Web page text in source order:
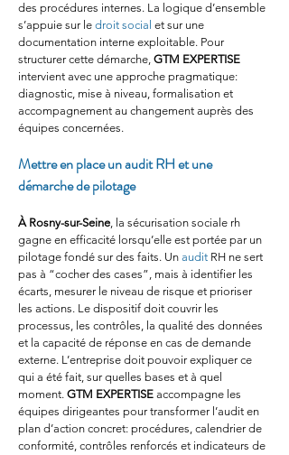
des procédures internes. La logique d’ensemble
s’appuie sur le droit social et sur une
documentation interne exploitable. Pour
structurer cette démarche, GTM EXPERTISE
intervient avec une approche pragmatique:
diagnostic, mise à niveau, formalisation et
accompagnement au changement auprès des
équipes concernées.
Mettre en place un audit RH et une
démarche de pilotage
À Rosny-sur-Seine, la sécurisation sociale rh
gagne en efficacité lorsqu’elle est portée par un
pilotage fondé sur des faits. Un audit RH ne sert
pas à “cocher des cases”, mais à identifier les
écarts, mesurer le niveau de risque et prioriser
les actions. Le dispositif doit couvrir les
processus, les contrôles, la qualité des données
et la capacité de réponse en cas de demande
externe. L’entreprise doit pouvoir expliquer ce
qui a été fait, sur quelles bases et à quel
moment. GTM EXPERTISE accompagne les
équipes dirigeantes pour transformer l’audit en
plan d’action concret: procédures, calendrier de
conformité, contrôles renforcés et indicateurs de